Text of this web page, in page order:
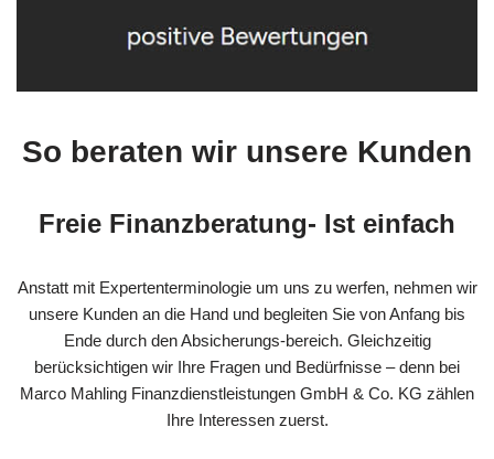
So beraten wir unsere Kunden
Freie Finanzberatung- Ist einfach
Anstatt mit Expertenterminologie um uns zu werfen, nehmen wir
unsere Kunden an die Hand und begleiten Sie von Anfang bis
Ende durch den Absicherungs-bereich. Gleichzeitig
berücksichtigen wir Ihre Fragen und Bedürfnisse – denn bei
Marco Mahling Finanzdienstleistungen GmbH & Co. KG zählen
Ihre Interessen zuerst.